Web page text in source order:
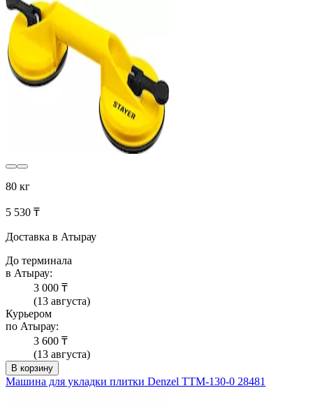
80 кг
5 530 ₸
Доставка в Атырау
До терминала
в Атырау:
3 000 ₸
(13 августа)
Курьером
по Атырау:
3 600 ₸
(13 августа)
В корзину
Машина для укладки плитки Denzel TTM-130-0 28481